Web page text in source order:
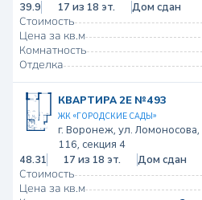
39.9
17 из 18 эт. Дом сдан
Стоимость
Цена за кв.м
Комнатность
Отделка
КВАРТИРА 2Е №493
ЖК «ГОРОДСКИЕ САДЫ»
г. Воронеж, ул. Ломоносова,
116, секция 4
48.31
17 из 18 эт. Дом сдан
Стоимость
Цена за кв.м